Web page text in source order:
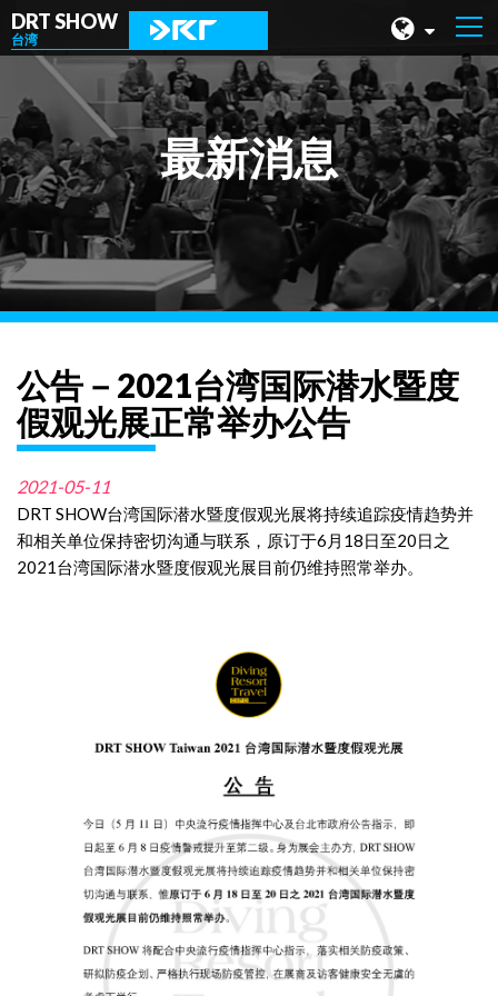
DRT SHOW
台湾
马来西亚
上海
台湾
印尼
北京
菲律宾
香港
最新消息
公告－2021台湾国际潜水暨度
假观光展正常举办公告
2021-05-11
DRT SHOW台湾国际潜水暨度假观光展将持续追踪疫情趋势并
和相关单位保持密切沟通与联系，原订于6月18日至20日之
2021台湾国际潜水暨度假观光展目前仍维持照常举办。